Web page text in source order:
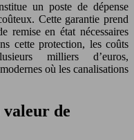
un poste de dépense
Cette garantie prend
remise en état nécessaires
cette protection, les coûts
milliers d’euros,
où les canalisations
de